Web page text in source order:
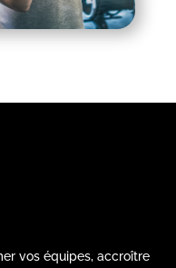
vos équipes, accroître